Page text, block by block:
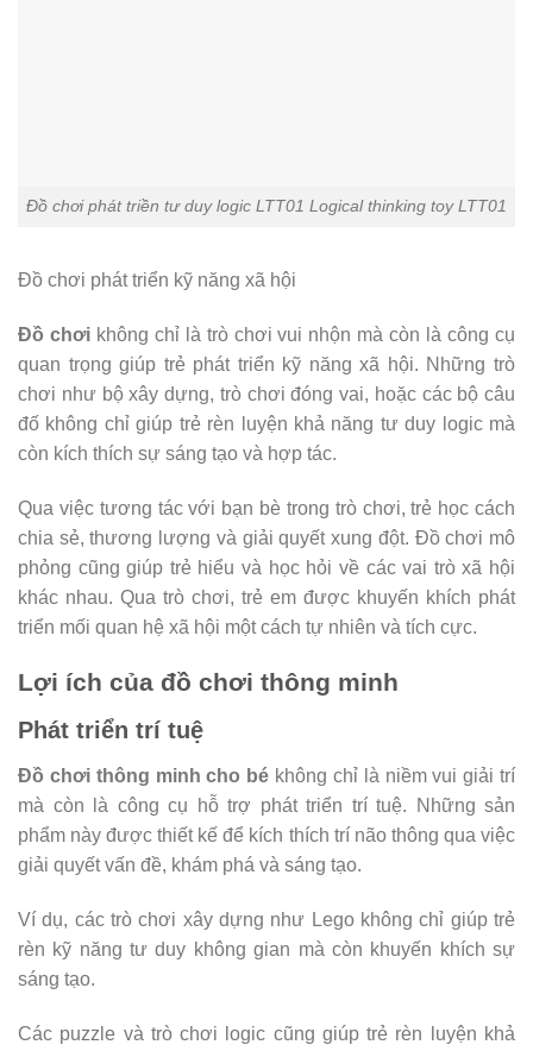
Đồ chơi phát triền tư duy logic LTT01 Logical thinking toy LTT01
Đồ chơi phát triển kỹ năng xã hội
Đồ chơikhông chỉ là trò chơi vui nhộn mà còn là công cụ
quan trọng giúp trẻ phát triển kỹ năng xã hội. Những trò
chơi như bộ xây dựng, trò chơi đóng vai, hoặc các bộ câu
đố không chỉ giúp trẻ rèn luyện khả năng tư duy logic mà
còn kích thích sự sáng tạo và hợp tác.
Qua việc tương tác với bạn bè trong trò chơi, trẻ học cách
chia sẻ, thương lượng và giải quyết xung đột. Đồ chơi mô
phỏng cũng giúp trẻ hiểu và học hỏi về các vai trò xã hội
khác nhau. Qua trò chơi, trẻ em được khuyến khích phát
triển mối quan hệ xã hội một cách tự nhiên và tích cực.
Lợi ích của đồ chơi thông minh
Phát triển trí tuệ
Đồ chơi thông minh cho bé không chỉ là niềm vui giải trí
mà còn là công cụ hỗ trợ phát triển trí tuệ. Những sản
phẩm này được thiết kế để kích thích trí não thông qua việc
giải quyết vấn đề, khám phá và sáng tạo.
Ví dụ, các trò chơi xây dựng như Lego không chỉ giúp trẻ
rèn kỹ năng tư duy không gian mà còn khuyến khích sự
sáng tạo.
Các puzzle và trò chơi logic cũng giúp trẻ rèn luyện khả